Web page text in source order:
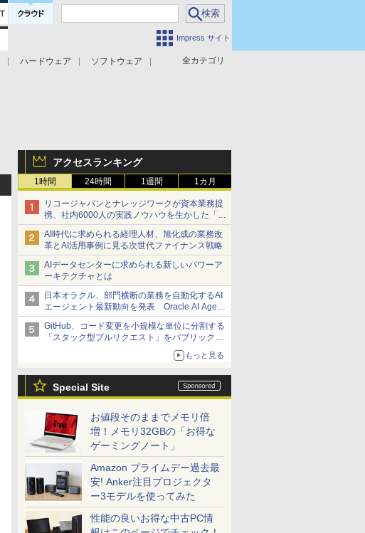
Impress サイト
全カテゴリ
ハードウェア
ソフトウェア
アクセスランキング
1時間 24時間 1週間 1カ月
リコージャパンとナレッジワークが資本業務提
携、社内6000人の実践ノウハウを生かした「AI
商談記録 for RICOH」を展開へ
AI時代に求められる経理人材、旭化成の業務改
革とAI活用事例に見る次世代ファイナンス戦略
AIデータセンターに求められる新しいパワーア
ーキテクチャとは
日本オラクル、部門横断の業務を自動化するAI
エージェント最新動向を発表 Oracle AI Agent
Studioで企業の意思決定と開発を加速
GitHub、コード変更を小規模な単位に分割する
「スタック型プルリクエスト」をパブリックプ
もっと見る
Special Site
お値段そのままでメモリ倍
増！メモリ32GBの「お得な
ゲーミングノート」
Amazon プライムデー過去最
安! Anker注目プロジェクタ
ー3モデルを使ってみた
性能の良いお得な中古PC情